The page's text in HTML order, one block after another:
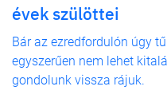
évek szülöttei
Bár az ezredfordulón úgy
egyszerűen nem lehet
gondolunk vissza rájuk.